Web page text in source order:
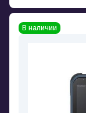
В наличии